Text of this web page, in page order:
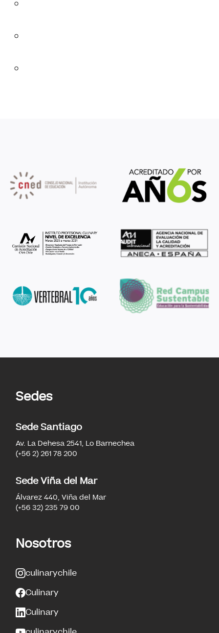
Sedes
Sede Santiago
Av. La Dehesa 2541, Lo Barnechea
(+56 2) 261 78 200
Sede Viña del Mar
Álvarez 440, Viña del Mar
(+56 32) 235 79 00
Nosotros
culinarychile
Culinary
Culinary